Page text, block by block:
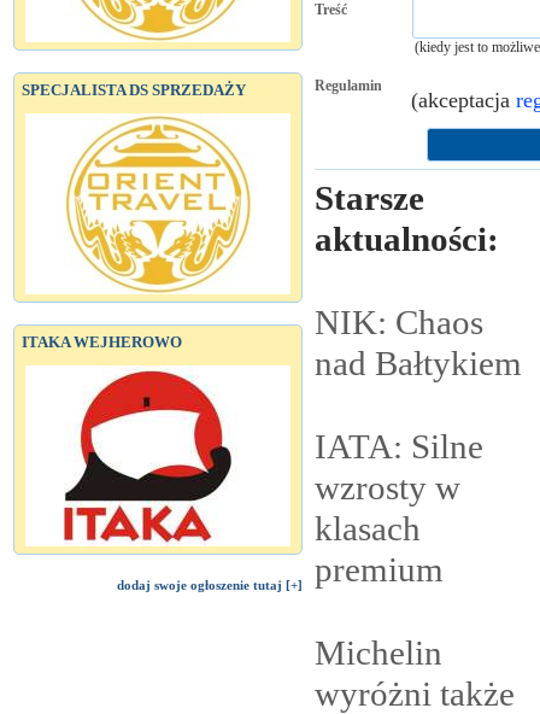
SPECJALISTA DS SPRZEDAŻY
ITAKA WEJHEROWO
dodaj swoje ogłoszenie tutaj [+]
Treść
(kiedy jest to
Regulamin
(akceptacja
Starsze
aktualności:
NIK: Chaos
nad Bałtykiem
IATA: Silne
wzrosty w
klasach
premium
Michelin
wyróżni także